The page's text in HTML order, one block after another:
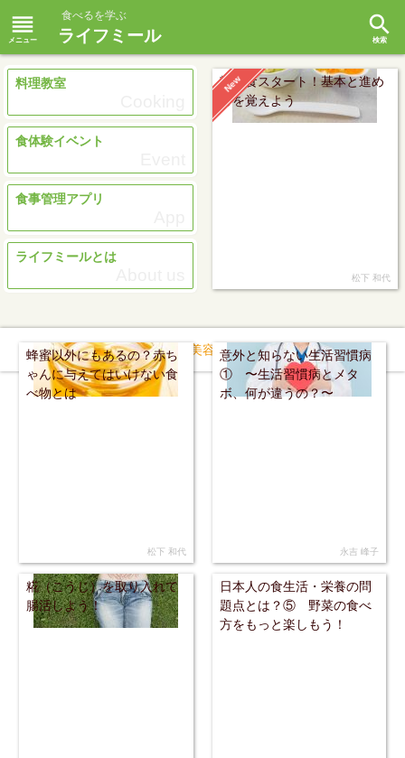
reorder 食べるを学ぶ
ライフミール search
料理教室
食体験イベント
食事管理アプリ
ライフミールとは
New
離乳食スタート！基本と進め
方を覚えよう
松下 和代
オススメ 健康 美容 スポーツ 料理
蜂蜜以外にもあるの？赤ち
ゃんに与えてはいけない食
べ物とは
松下 和代
意外と知らない生活習慣病
① 〜生活習慣病とメタ
ボ、何が違うの？〜
永吉 峰子
糀（こうじ）を取り入れて
腸活しよう！
日本人の食生活・栄養の問
題点とは？⑤ 野菜の食べ
方をもっと楽しもう！